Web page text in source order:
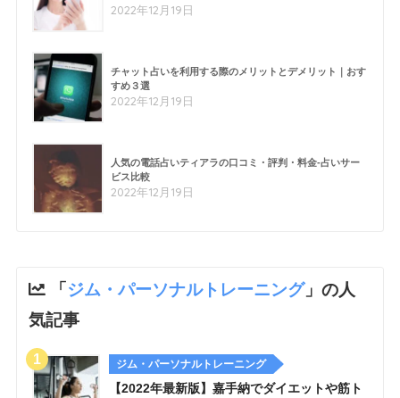
2022年12月19日
チャット占いを利用する際のメリットとデメリット｜おす
すめ３選
2022年12月19日
人気の電話占いティアラの口コミ・評判・料金-占いサー
ビス比較
2022年12月19日
「ジム・パーソナルトレーニング」の人
気記事
ジム・パーソナルトレーニング
【2022年最新版】嘉手納でダイエットや筋ト